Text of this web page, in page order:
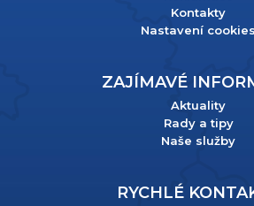
Kontakty
Nastavení cookies
ZAJÍMAVÉ
Aktuality
Rady a tipy
Naše služby
RYCHLÉ